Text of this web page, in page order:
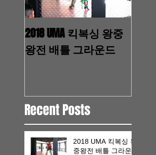
2018 UMA 킥복싱 왕중
왕전 배틀 그라운드
Recent Posts
2018 UMA 킥복싱 왕
중왕전 배틀 그라운